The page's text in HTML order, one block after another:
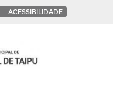
ACESSIBILIDADE